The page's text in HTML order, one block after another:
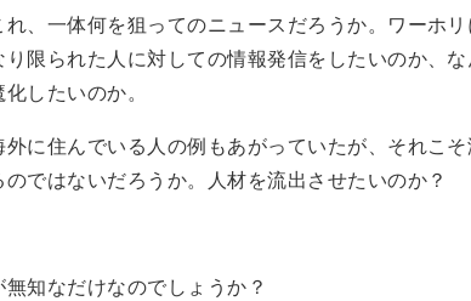
れ、一体何を狙ってのニュースだろうか。ワーホ
り限られた人に対しての情報発信をしたいのか、
したいのか。
に住んでいる人の例もあがっていたが、それこ
のではないだろうか。人材を流出させたいのか？
知なだけなのでしょうか？